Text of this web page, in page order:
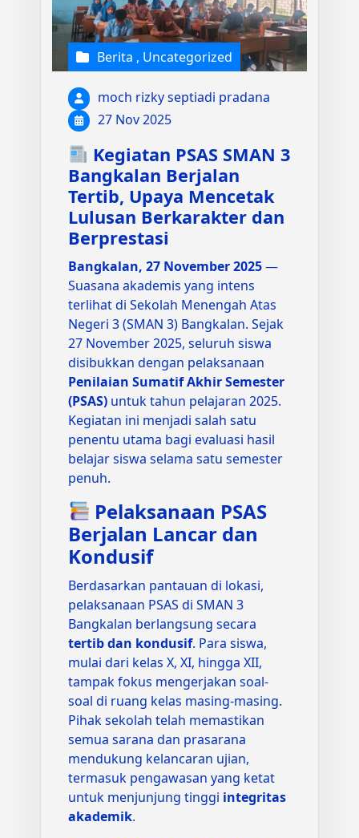
Berita , Uncategorized
moch rizky septiadi pradana
27 Nov 2025
Kegiatan PSAS SMAN 3
Bangkalan Berjalan
Tertib, Upaya Mencetak
Lulusan Berkarakter dan
Berprestasi
Bangkalan, 27 November 2025—
Suasana akademis yang intens
terlihat di Sekolah Menengah Atas
Negeri 3 (SMAN 3) Bangkalan. Sejak
27 November 2025, seluruh siswa
disibukkan dengan pelaksanaan
Penilaian Sumatif Akhir Semester
(PSAS) untuk tahun pelajaran 2025.
Kegiatan ini menjadi salah satu
penentu utama bagi evaluasi hasil
belajar siswa selama satu semester
penuh.
Pelaksanaan PSAS
Berjalan Lancar dan
Kondusif
Berdasarkan pantauan di lokasi,
pelaksanaan PSAS di SMAN 3
Bangkalan berlangsung secara
tertib dan kondusif. Para siswa,
mulai dari kelas X, XI, hingga XII,
tampak fokus mengerjakan soal-
soal di ruang kelas masing-masing.
Pihak sekolah telah memastikan
semua sarana dan prasarana
mendukung kelancaran ujian,
termasuk pengawasan yang ketat
untuk menjunjung tinggi integritas
akademik.